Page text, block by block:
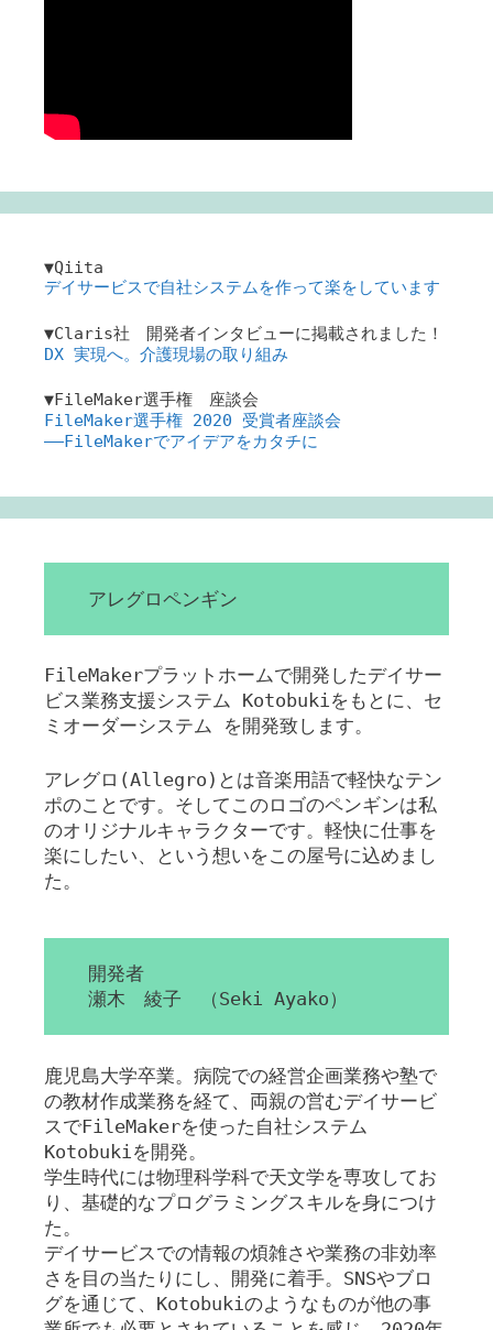
▼Qiita
デイサービスで自社システムを作って楽をしています
▼Claris社 開発者インタビューに掲載されました！
DX 実現へ。介護現場の取り組み
▼FileMaker選手権 座談会
FileMaker選手権 2020 受賞者座談会
――FileMakerでアイデアをカタチに
アレグロペンギン
FileMakerプラットホームで開発したデイサー
ビス業務支援システム Kotobukiをもとに、セ
ミオーダーシステム を開発致します。
アレグロ(Allegro)とは音楽用語で軽快なテン
ポのことです。そしてこのロゴのペンギンは私
のオリジナルキャラクターです。軽快に仕事を
楽にしたい、という想いをこの屋号に込めまし
た。
開発者
瀬木 綾子 （Seki Ayako）
鹿児島大学卒業。病院での経営企画業務や塾で
の教材作成業務を経て、両親の営むデイサービ
スでFileMakerを使った自社システム
Kotobukiを開発。
学生時代には物理科学科で天文学を専攻してお
り、基礎的なプログラミングスキルを身につけ
た。
デイサービスでの情報の煩雑さや業務の非効率
さを目の当たりにし、開発に着手。SNSやブロ
グを通じて、Kotobukiのようなものが他の事